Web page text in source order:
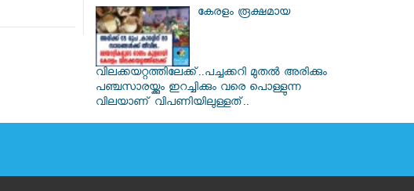
കേരളം രൂക്ഷമായ
വിലക്കയറ്റത്തിലേക്ക്..പച്ചക്കറി മുതൽ അരിക്കും
പഞ്ചസാരയ്ക്കും ഇറച്ചിക്കും വരെ പൊള്ളുന്ന
വിലയാണ് വിപണിയിലുള്ളത്..